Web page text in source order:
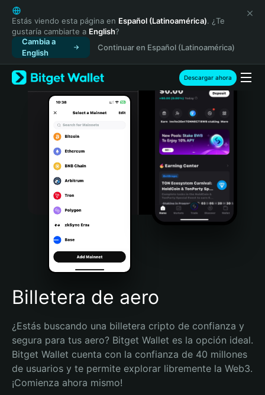
English
日本語
Tiếng Việt
Русский
Español (Latinoamérica)
Türkçe
Italiano
Português (Portugal)
Bahasa Indonesia
Português (Brasil)
Español (Argentina)
Estás viendo esta página en Español (Latinoamérica). ¿Te
gustaría cambiarte a English?
Cambia a
English
Continuar en Español (Latinoamérica)
Descargar ahora
Billetera de aero
¿Estás buscando una billetera cripto de confianza y
segura para tus aero? Bitget Wallet es la opción ideal.
Bitget Wallet cuenta con la confianza de 40 millones
de usuarios y te permite explorar libremente la Web3.
¡Comienza ahora mismo!